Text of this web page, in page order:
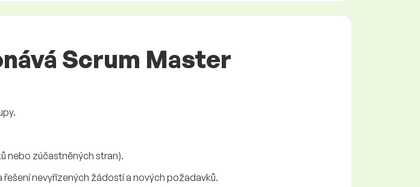
Scrum Master
nebo zúčastněných stran).
nevyřízených žádostí a nových požadavků.